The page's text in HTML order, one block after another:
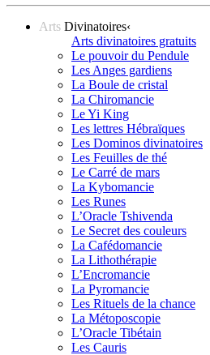
Arts Divinatoires‹
Arts divinatoires gratuits
Le pouvoir du Pendule
Les Anges gardiens
La Boule de cristal
La Chiromancie
Le Yi King
Les lettres Hébraïques
Les Dominos divinatoires
Les Feuilles de thé
Le Carré de mars
La Kybomancie
Les Runes
L’Oracle Tshivenda
Le Secret des couleurs
La Cafédomancie
La Lithothérapie
L’Encromancie
La Pyromancie
Les Rituels de la chance
La Métoposcopie
L’Oracle Tibétain
Les Cauris